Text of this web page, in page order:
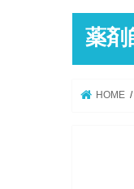
薬剤
HOME